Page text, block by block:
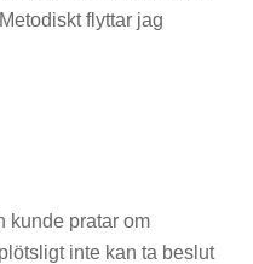
flyttar jag
kunde pratar om
inte kan ta beslut